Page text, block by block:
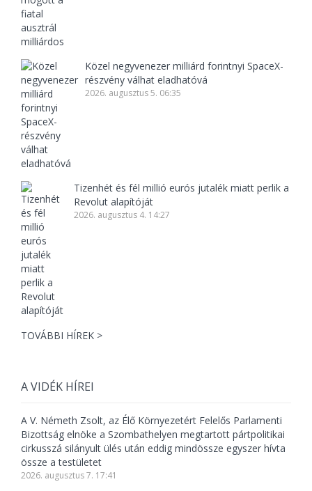
Közel negyvenezer milliárd forintnyi SpaceX-
részvény válhat eladhatóvá
2026. augusztus 5. 06:35
Tizenhét és fél millió eurós jutalék miatt perlik a
Revolut alapítóját
2026. augusztus 4. 14:27
TOVÁBBI HÍREK >
A VIDÉK HÍREI
A V. Németh Zsolt, az Élő Környezetért Felelős Parlamenti
Bizottság elnöke a Szombathelyen megtartott pártpolitikai
cirkusszá silányult ülés után eddig mindössze egyszer hívta
össze a testületet
2026. augusztus 7. 17:41